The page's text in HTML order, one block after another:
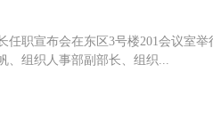
职宣布会在东区3号楼201会议室举
、组织人事部副部长、组织...